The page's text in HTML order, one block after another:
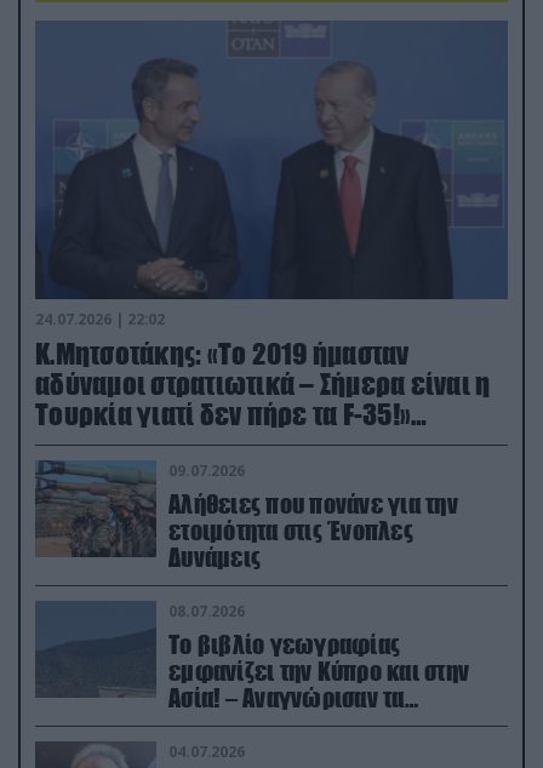
24.07.2026 | 22:02
Κ.Μητσοτάκης: «Το 2019 ήμασταν
αδύναμοι στρατιωτικά – Σήμερα είναι η
Τουρκία γιατί δεν πήρε τα F-35!»
(βίντεο)
09.07.2026
Αλήθειες που πονάνε για την
ετοιμότητα στις Ένοπλες
Δυνάμεις
08.07.2026
Το βιβλίο γεωγραφίας
εμφανίζει την Κύπρο και στην
Ασία! – Αναγνώρισαν τα
κατεχόμενα; (φωτο)
04.07.2026